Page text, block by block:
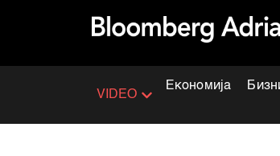
VIDEO
Економија